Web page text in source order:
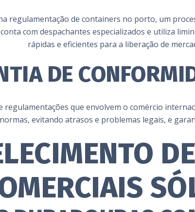
regulamentação de containers no porto, um
com despachantes especializados e utiliza
rápidas e eficientes para a liberação de
DE
que envolvem o comércio
evitando atrasos e problemas legais, e